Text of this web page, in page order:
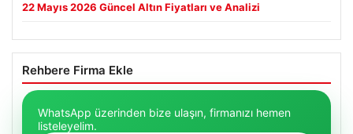
22 Mayıs 2026 Güncel Altın Fiyatları ve Analizi
Rehbere Firma Ekle
WhatsApp üzerinden bize ulaşın, firmanızı hemen
listeleyelim.